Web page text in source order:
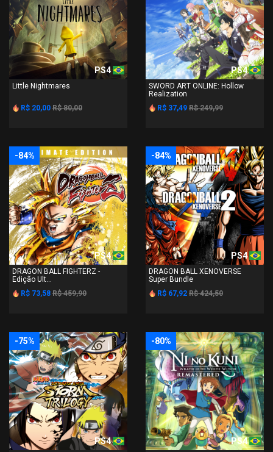
PS4
Little Nightmares
R$ 20,00 R$ 80,00
PS4
SWORD ART ONLINE: Hollow
Realization
R$ 37,49 R$ 249,99
-84%
PS4
DRAGON BALL FIGHTERZ -
Edição Ult...
R$ 73,58 R$ 459,90
-84%
PS4
DRAGON BALL XENOVERSE
Super Bundle
R$ 67,92 R$ 424,50
-75%
PS4
-80%
PS4